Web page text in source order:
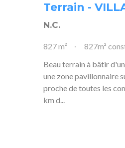
Terrain -
N.C.
827 m² 827m²
Beau terrain à bâtir
une zone pavillonnaire
proche de toutes les
km d...